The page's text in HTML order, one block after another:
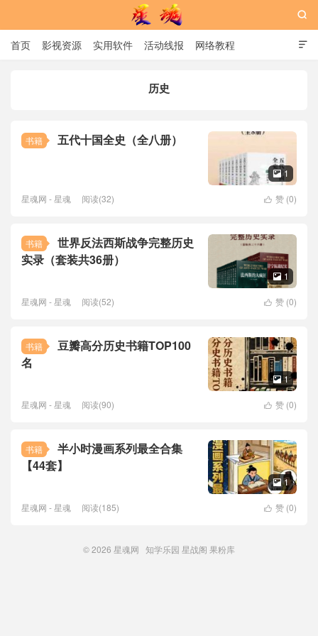

首页 影视资源 实用软件 活动线报 网络教程

历史
书籍 五代十国全史（全八册）
 1
 赞 (0)
星魂网 - 星魂 阅读(32)
书籍
世界反法西斯战争完整历史
实录（套装共36册）
 1
 赞 (0)
星魂网 - 星魂 阅读(52)
书籍
豆瓣高分历史书籍TOP100
名
 1
 赞 (0)
星魂网 - 星魂 阅读(90)
书籍
半小时漫画系列最全合集
【44套】
 1
 赞 (0)
星魂网 - 星魂 阅读(185)
© 2026 星魂网 知学乐园 星战阁 果粉库